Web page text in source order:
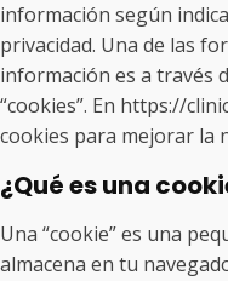
información según
privacidad. Una de las
información es a través
“cookies”. En https://
cookies para mejorar la
¿Qué es una
Una “cookie” es una
almacena en tu